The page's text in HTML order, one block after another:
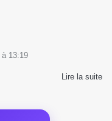
à 13:19
Lire la suite